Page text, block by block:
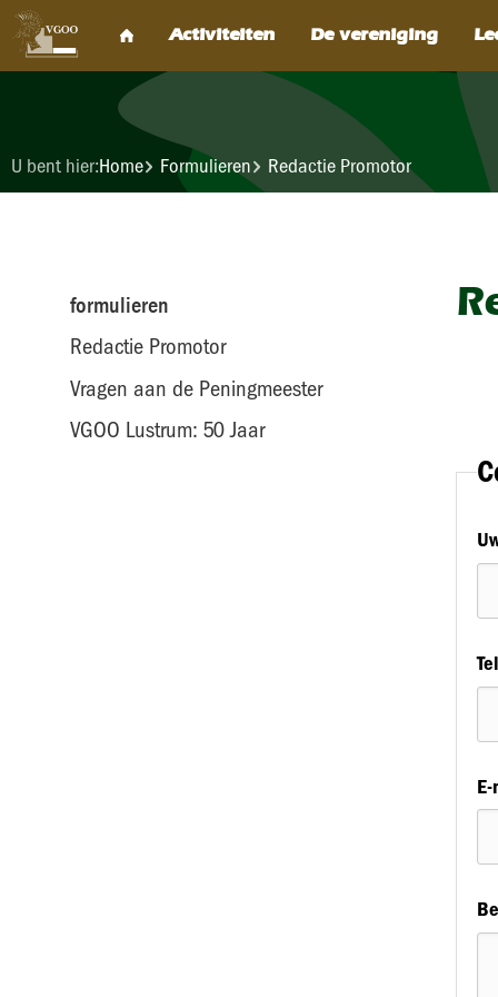
U bent hier:Home Formulieren Redactie Promotor
formulieren
Redactie Promotor
Vragen aan de Peningmeester
VGOO Lustrum: 50 Jaar